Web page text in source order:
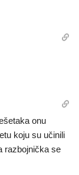
onu
koju su učinili
razbojnička se